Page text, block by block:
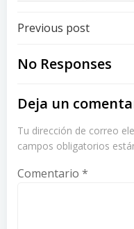
Post
navigation
Previous post
No Responses
Deja un
Tu dirección de correo
campos obligatorios
Comentario *